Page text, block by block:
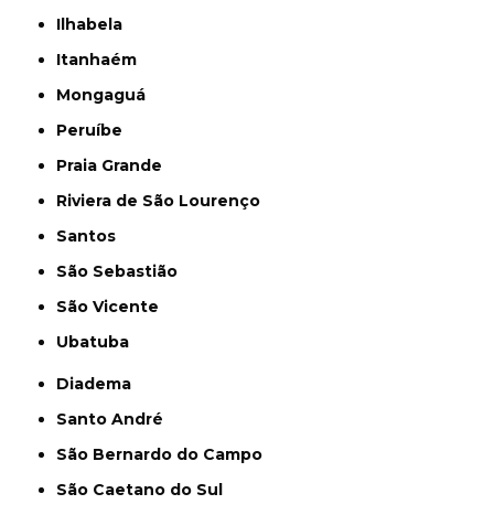
Ilhabela
Itanhaém
Mongaguá
Peruíbe
Praia Grande
Riviera de São Lourenço
Santos
São Sebastião
São Vicente
Ubatuba
Diadema
Santo André
São Bernardo do Campo
São Caetano do Sul